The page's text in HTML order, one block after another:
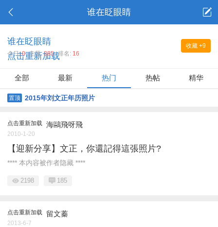
谁在眨眼睛
收藏 +9
谁在眨眼睛
点击重新加载
今日:0 主题:385 排名: 16
全部 最新 热门 热帖 精华
置顶 2015年刘文正年历照片
点击重新加载 海鷗飛呀飛
2010-1-20
【迎新分享】文正，你還記得這張照片?
**** 本内容被作者隐藏 ****
2198 185
点击重新加载 留文蓁
2013-6-7